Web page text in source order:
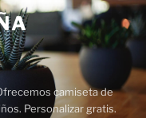
camiseta de
Personalizar gratis.